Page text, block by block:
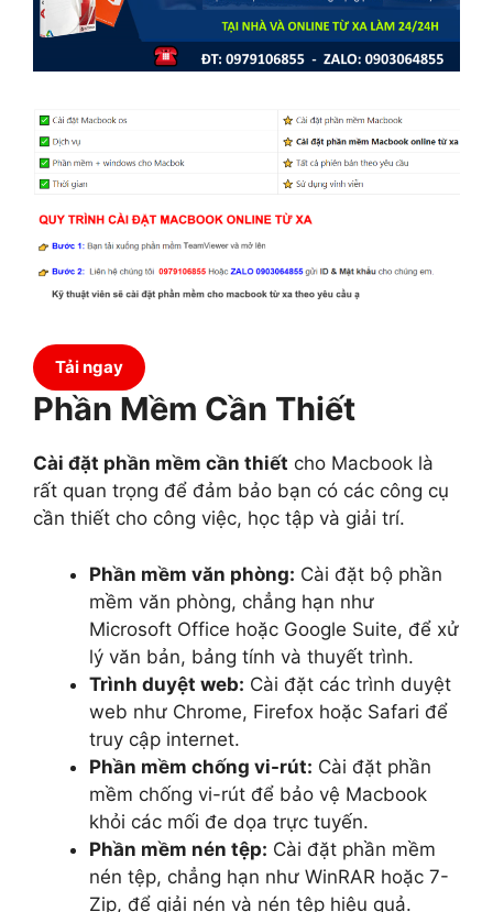
Tải ngay
Phần Mềm Cần Thiết
Cài đặt phần mềm cần thiết cho Macbook là
rất quan trọng để đảm bảo bạn có các công cụ
cần thiết cho công việc, học tập và giải trí.
Phần mềm văn phòng: Cài đặt bộ phần
mềm văn phòng, chẳng hạn như
Microsoft Office hoặc Google Suite, để xử
lý văn bản, bảng tính và thuyết trình.
Trình duyệt web: Cài đặt các trình duyệt
web như Chrome, Firefox hoặc Safari để
truy cập internet.
Phần mềm chống vi-rút: Cài đặt phần
mềm chống vi-rút để bảo vệ Macbook
khỏi các mối đe dọa trực tuyến.
Phần mềm nén tệp: Cài đặt phần mềm
nén tệp, chẳng hạn như WinRAR hoặc 7-
Zip, để giải nén và nén tệp hiệu quả.